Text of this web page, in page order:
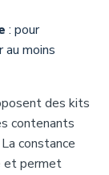
: pour
moins
des kits
contenants
constance
et permet